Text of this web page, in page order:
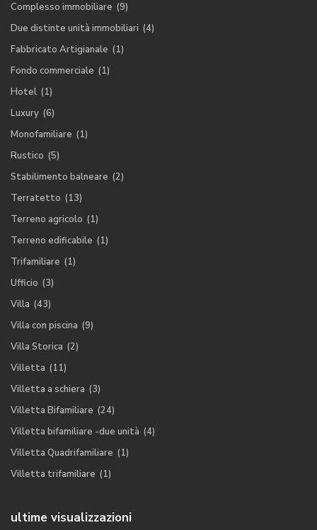
Complesso immobiliare (9)
Due distinte unità immobiliari (4)
Fabbricato Artigianale (1)
Fondo commerciale (1)
Hotel (1)
Luxury (6)
Monofamiliare (1)
Rustico (5)
Stabilimento balneare (2)
Terratetto (13)
Terreno agricolo (1)
Terreno edificabile (1)
Trifamiliare (1)
Ufficio (3)
Villa (43)
Villa con piscina (9)
Villa Storica (2)
Villetta (11)
Villetta a schiera (3)
Villetta Bifamiliare (24)
Villetta bifamiliare -due unità (4)
Villetta Quadrifamiliare (1)
Villetta trifamiliare (1)
ultime visualizzazioni